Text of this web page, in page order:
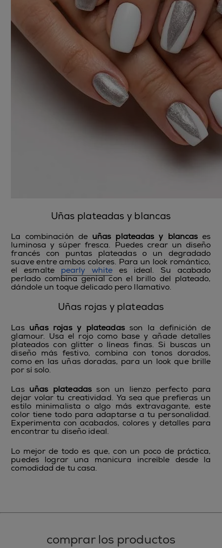
Uñas plateadas y blancas
La combinación de uñas plateadas y blancas es
luminosa y súper fresca. Puedes crear un diseño
francés con puntas plateadas o un degradado
suave entre ambos colores. Para un look romántico,
el esmalte pearly white es ideal. Su acabado
perlado combina genial con el brillo del plateado,
dándole un toque delicado pero llamativo.
Uñas rojas y plateadas
Las uñas rojas y plateadasson la definición de
glamour. Usa el rojo como base y añade detalles
plateados con glitter o líneas finas. Si buscas un
diseño más festivo, combina con tonos dorados,
como en las uñas doradas, para un look que brille
por sí solo.
Las uñas plateadasson un lienzo perfecto para
dejar volar tu creatividad. Ya sea que prefieras un
estilo minimalista o algo más extravagante, este
color tiene todo para adaptarse a tu personalidad.
Experimenta con acabados, colores y detalles para
encontrar tu diseño ideal.
Lo mejor de todo es que, con un poco de práctica,
puedes lograr una manicura increíble desde la
comodidad de tu casa.
comprar los productos